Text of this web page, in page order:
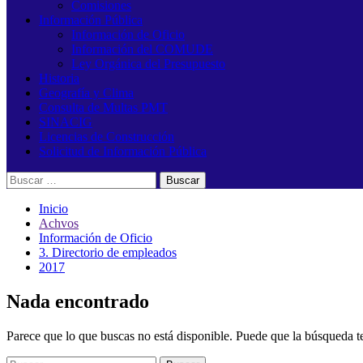
Comisiones
Información Pública
Información de Oficio
Información del COMUDE
Ley Orgánica del Presupuesto
Historia
Geografía y Clima
Consulta de Multas PMT
SINACIG
Licencias de Construcción
Solicitud de Información Pública
Buscar:
Inicio
Achvos
Información de Oficio
3. Directorio de empleados
2017
Nada encontrado
Parece que lo que buscas no está disponible. Puede que la búsqueda